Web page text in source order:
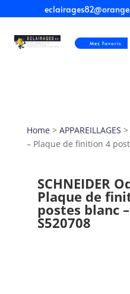
Mes Favoris
Home> APPAREILLAGES >
– Plaque de finition 4
SCHNEIDER
Plaque de
postes blanc –
S520708